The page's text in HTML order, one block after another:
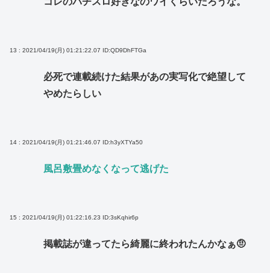
13 : 2021/04/19(月) 01:21:22.07 ID:QD9DhFTGa
必死で連載続けた結果があの実写化で絶望して
やめたらしい
14 : 2021/04/19(月) 01:21:46.07 ID:h3yXTYa50
風呂敷畳めなくなって逃げた
15 : 2021/04/19(月) 01:22:16.23 ID:3sKqhir6p
掲載誌が違ってたら綺麗に終われたんかなぁ🤨